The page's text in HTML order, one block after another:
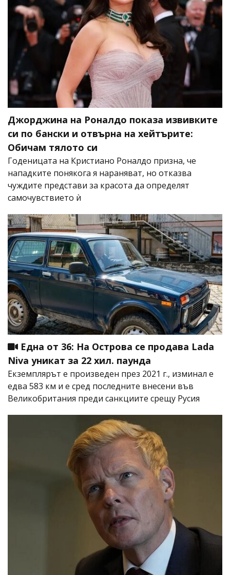
Джорджина на Роналдо показа извивките
си по бански и отвърна на хейтърите:
Обичам тялото си
Годеницата на Кристиано Роналдо призна, че
нападките понякога я нараняват, но отказва
чуждите представи за красота да определят
самочувствието ѝ
Една от 36: На Острова се продава Lada
Niva уникат за 22 хил. паунда
Екземплярът е произведен през 2021 г., изминал е
едва 583 км и е сред последните внесени във
Великобритания преди санкциите срещу Русия